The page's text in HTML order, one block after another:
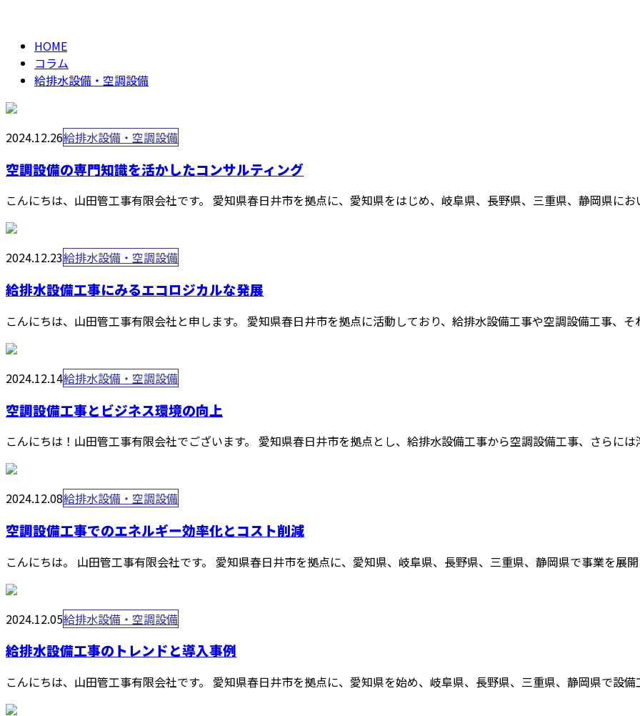
HOME
コラム
給排水設備・空調設備
2024.12.26給排水設備・空調設備
空調設備の専門知識を活かしたコンサルティング
こんにちは、山田管工事有限会社です。 愛知県春日井市を拠点に、愛知県をはじめ、岐阜県、長野県、三重県、静岡県に
2024.12.23給排水設備・空調設備
給排水設備工事にみるエコロジカルな発展
こんにちは、山田管工事有限会社と申します。 愛知県春日井市を拠点に活動しており、給排水設備工事や空調設備工事、そ
2024.12.14給排水設備・空調設備
空調設備工事とビジネス環境の向上
こんにちは！山田管工事有限会社でございます。 愛知県春日井市を拠点とし、給排水設備工事から空調設備工事、さらに
2024.12.08給排水設備・空調設備
空調設備工事でのエネルギー効率化とコスト削減
こんにちは。 山田管工事有限会社です。 愛知県春日井市を拠点に、愛知県、岐阜県、長野県、三重県、静岡県で事業を展
2024.12.05給排水設備・空調設備
給排水設備工事のトレンドと導入事例
こんにちは、山田管工事有限会社です。 愛知県春日井市を拠点に、愛知県を始め、岐阜県、長野県、三重県、静岡県で設備